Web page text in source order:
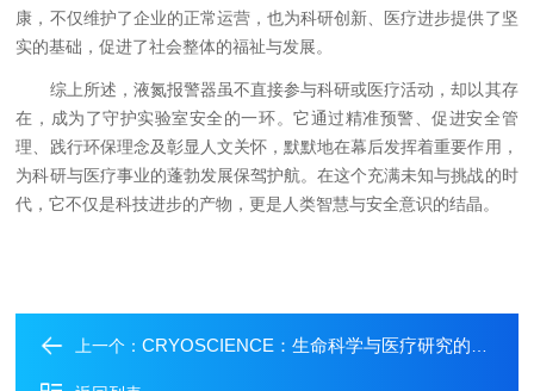
康，不仅维护了企业的正常运营，也为科研创新、医疗进步提供了坚
实的基础，促进了社会整体的福祉与发展。
综上所述，液氮报警器虽不直接参与科研或医疗活动，却以其存
在，成为了守护实验室安全的一环。它通过精准预警、促进安全管
理、践行环保理念及彰显人文关怀，默默地在幕后发挥着重要作用，
为科研与医疗事业的蓬勃发展保驾护航。在这个充满未知与挑战的时
代，它不仅是科技进步的产物，更是人类智慧与安全意识的结晶。
上一个：CRYOSCIENCE：生命科学与医疗研究的守护者